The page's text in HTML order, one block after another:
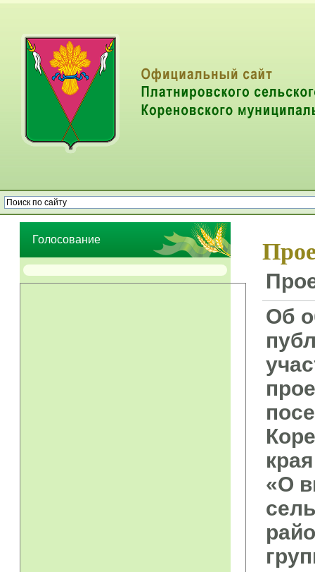
Голосование
Об
края
«О